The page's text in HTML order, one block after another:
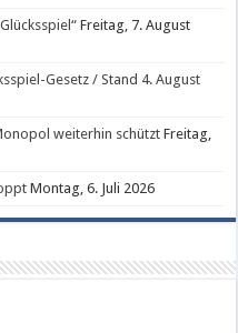
Freitag, 7. August
Gesetz / Stand 4. August
weiterhin schützt Freitag,
Montag, 6. Juli 2026